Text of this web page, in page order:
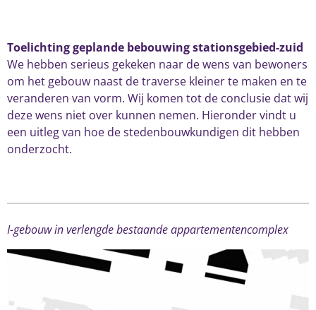
Toelichting geplande bebouwing stationsgebied-zuid
We hebben serieus gekeken naar de wens van bewoners
om het gebouw naast de traverse kleiner te maken en te
veranderen van vorm. Wij komen tot de conclusie dat wij
deze wens niet over kunnen nemen. Hieronder vindt u
een uitleg van hoe de stedenbouwkundigen dit hebben
onderzocht.
I-gebouw in verlengde bestaande appartementencomplex